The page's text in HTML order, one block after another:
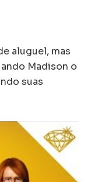
aluguel, mas
Madison o
suas